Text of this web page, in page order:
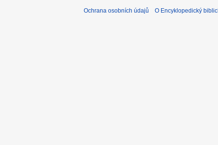
Ochrana osobních údajů O Encyklopedický